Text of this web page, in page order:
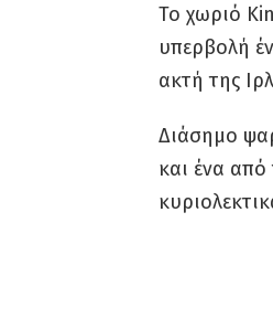
Το χωριό
υπερβολή
ακτή της
Διάσημο
και ένα